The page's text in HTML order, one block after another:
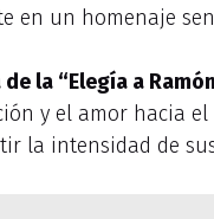
en un homenaje
la “Elegía a
y el amor hacia
la intensidad de